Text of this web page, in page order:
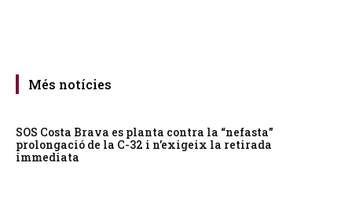
Més notícies
SOS Costa Brava es planta contra la “nefasta”
prolongació de la C-32 i n’exigeix la retirada
immediata